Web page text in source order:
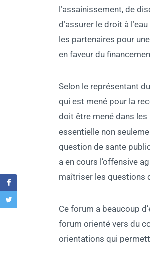
l’assainissement, de
d’assurer le droit à
les partenaires pour
en faveur du
Selon le représentant
qui est mené pour la
doit être mené dans les
essentielle non
question de sante
a en cours l’offensive
maîtriser les questions
Ce forum a beaucoup
forum orienté vers du
orientations qui